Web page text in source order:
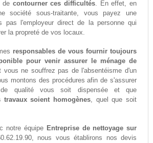
de contourner ces difficultés. En effet, en
société sous-traitante, vous payez une
pas l'employeur direct de la personne qui
la propreté de vos locaux.
responsables de vous fournir toujours
pour venir assurer le ménage de
vous ne souffrez pas de l'absentéisme d'un
montons des procédures afin de s'assurer
de qualité vous soit dispensée et que
travaux soient homogènes, quel que soit
notre équipe Entreprise de nettoyage sur
nous vous établirons nos devis